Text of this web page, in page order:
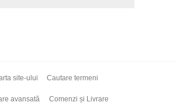
site-ului Cautare termeni
avansată Comenzi și Livrare